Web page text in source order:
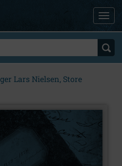
Lars Nielsen, Store